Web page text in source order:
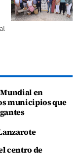
en
municipios que
centro de